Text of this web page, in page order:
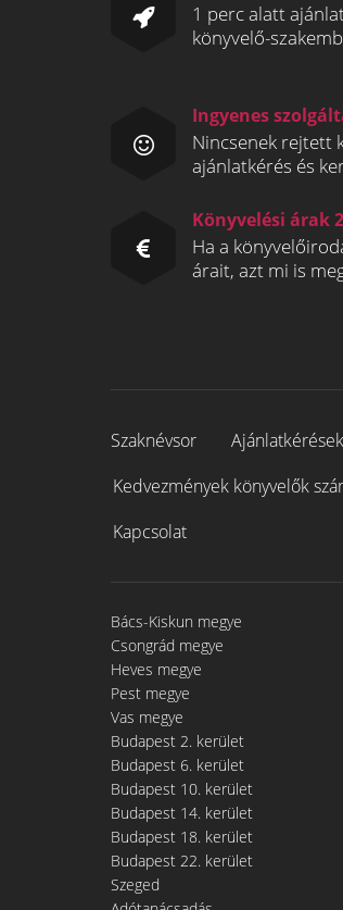
1 perc alatt
könyvelő-
Ingyenes
Nincsenek rejtett
ajánlatkérés és
Könyvelési árak
Ha a
árait, azt mi is
Szaknévsor Ajánlatkérések
Kedvezmények könyvelők
Kapcsolat
Bács-Kiskun megye
Csongrád megye
Heves megye
Pest megye
Vas megye
Budapest 2. kerület
Budapest 6. kerület
Budapest 10. kerület
Budapest 14. kerület
Budapest 18. kerület
Budapest 22. kerület
Szeged